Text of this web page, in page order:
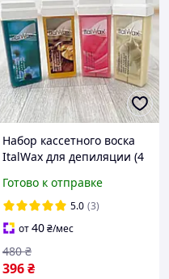
Набор кассетного воска
ItalWax для депиляции (4
Готово к отправке
5.0 (3)
от40₴/мес
396₴
480 ₴